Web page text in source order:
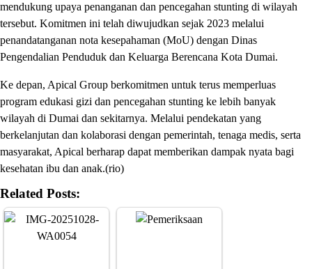
mendukung upaya penanganan dan pencegahan stunting di wilayah
tersebut. Komitmen ini telah diwujudkan sejak 2023 melalui
penandatanganan nota kesepahaman (MoU) dengan Dinas
Pengendalian Penduduk dan Keluarga Berencana Kota Dumai.
Ke depan, Apical Group berkomitmen untuk terus memperluas
program edukasi gizi dan pencegahan stunting ke lebih banyak
wilayah di Dumai dan sekitarnya. Melalui pendekatan yang
berkelanjutan dan kolaborasi dengan pemerintah, tenaga medis, serta
masyarakat, Apical berharap dapat memberikan dampak nyata bagi
kesehatan ibu dan anak.(rio)
Related Posts: